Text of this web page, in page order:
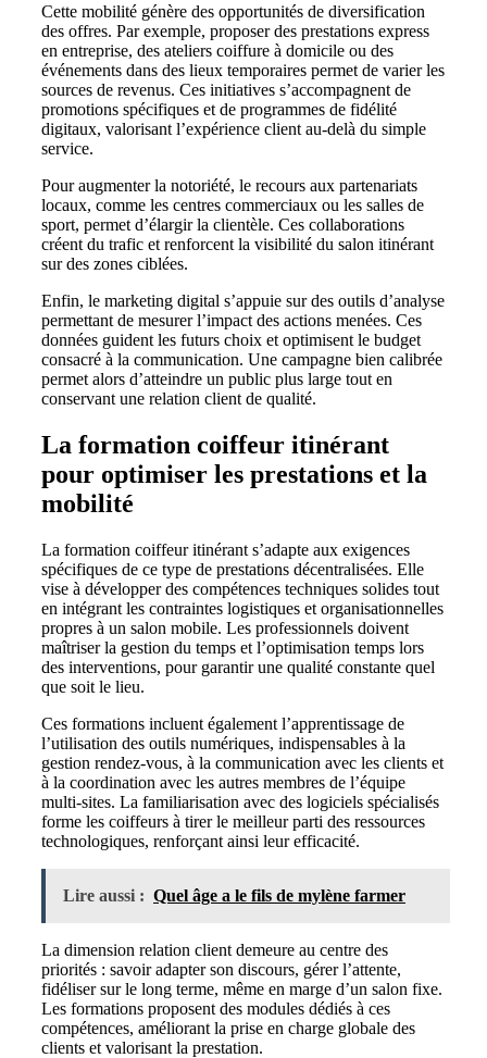
Cette mobilité génère des opportunités de diversification
des offres. Par exemple, proposer des prestations express
en entreprise, des ateliers coiffure à domicile ou des
événements dans des lieux temporaires permet de varier les
sources de revenus. Ces initiatives s’accompagnent de
promotions spécifiques et de programmes de fidélité
digitaux, valorisant l’expérience client au-delà du simple
service.
Pour augmenter la notoriété, le recours aux partenariats
locaux, comme les centres commerciaux ou les salles de
sport, permet d’élargir la clientèle. Ces collaborations
créent du trafic et renforcent la visibilité du salon itinérant
sur des zones ciblées.
Enfin, le marketing digital s’appuie sur des outils d’analyse
permettant de mesurer l’impact des actions menées. Ces
données guident les futurs choix et optimisent le budget
consacré à la communication. Une campagne bien calibrée
permet alors d’atteindre un public plus large tout en
conservant une relation client de qualité.
La formation coiffeur itinérant
pour optimiser les prestations et la
mobilité
La formation coiffeur itinérant s’adapte aux exigences
spécifiques de ce type de prestations décentralisées. Elle
vise à développer des compétences techniques solides tout
en intégrant les contraintes logistiques et organisationnelles
propres à un salon mobile. Les professionnels doivent
maîtriser la gestion du temps et l’optimisation temps lors
des interventions, pour garantir une qualité constante quel
que soit le lieu.
Ces formations incluent également l’apprentissage de
l’utilisation des outils numériques, indispensables à la
gestion rendez-vous, à la communication avec les clients et
à la coordination avec les autres membres de l’équipe
multi-sites. La familiarisation avec des logiciels spécialisés
forme les coiffeurs à tirer le meilleur parti des ressources
technologiques, renforçant ainsi leur efficacité.
Lire aussi : Quel âge a le fils de mylène farmer
La dimension relation client demeure au centre des
priorités : savoir adapter son discours, gérer l’attente,
fidéliser sur le long terme, même en marge d’un salon fixe.
Les formations proposent des modules dédiés à ces
compétences, améliorant la prise en charge globale des
clients et valorisant la prestation.